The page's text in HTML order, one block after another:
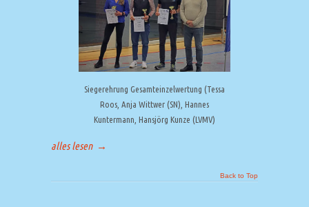
Siegerehrung Gesamteinzelwertung (Tessa
Roos, Anja Wittwer (SN), Hannes
Kuntermann, Hansjörg Kunze (LVMV)
alles lesen →
Back to Top